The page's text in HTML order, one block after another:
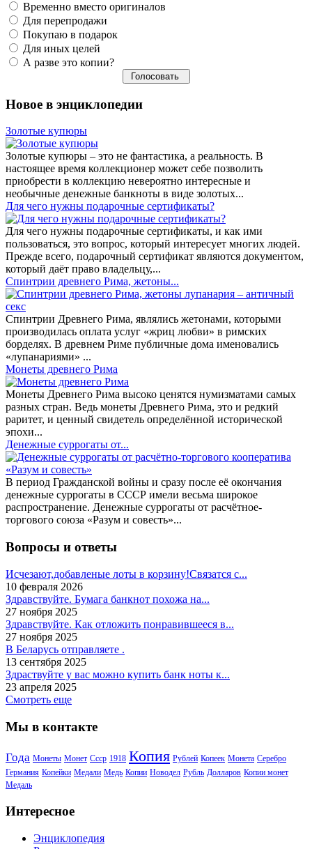
Временно вместо оригиналов
Для перепродажи
Покупаю в подарок
Для иных целей
А разве это копии?
Новое в энциклопедии
Золотые купюры
Золотые купюры – это не фантастика, а реальность. В
настоящее время коллекционер может себе позволить
приобрести в коллекцию невероятно интересные и
необычные денежные банкноты в виде золотых...
​Для чего нужны подарочные сертификаты?
Для чего нужны подарочные сертификаты, и как ими
пользоваться, это вопрос, который интересует многих людей.
Прежде всего, подарочный сертификат являются документом,
который даёт право владельцу,...
Спинтрии древнего Рима, жетоны...
Спинтрии Древнего Рима, являлись жетонами, которыми
производилась оплата услуг «жриц любви» в римских
борделях. В древнем Риме публичные дома именовались
«лупанариями» ...
Монеты древнего Рима
Монеты Древнего Рима высоко ценятся нумизматами самых
разных стран. Ведь монеты Древнего Рима, это и редкий
раритет, и ценный свидетель определённой исторической
эпохи...
Денежные суррогаты от...
В период Гражданской войны и сразу после её окончания
денежные суррогаты в СССР имели весьма широкое
распространение. Денежные суррогаты от расчётное-
торгового союза «Разум и совесть»...
Вопросы и ответы
Исчезают,добавленые лоты в корзину!Связатся с...
10 февраля 2026
Здравствуйте. Бумага банкнот похожа на...
27 ноября 2025
Здравствуйте. Как отложить понравившееся в...
27 ноября 2025
В Беларусь отправляете .
13 сентября 2025
Здраствуйте у вас можно купить банк ноты к...
23 апреля 2025
Смотреть еще
Мы в контакте
Года Монеты Монет Ссср 1918 Копия Рублей Копеек Монета Серебро
Германия Копейки Медали Медь Копии Новодел Рубль Долларов Копии монет
Медаль
Интересное
Энциклопедия